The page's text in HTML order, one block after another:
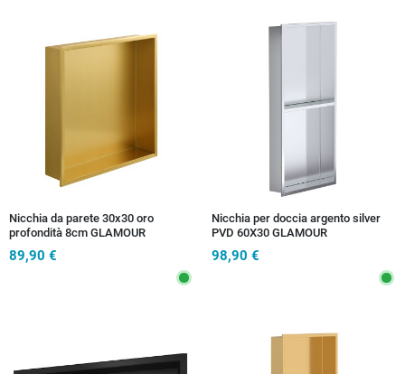
Nicchia da parete 30x30 oro
profondità 8cm GLAMOUR
89,90 €
Nicchia per doccia argento silver
PVD 60X30 GLAMOUR
98,90 €